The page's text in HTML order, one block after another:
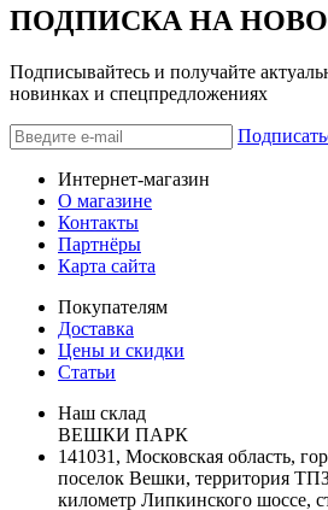
ПОДПИСКА НА
Подписывайтесь и получайте
новинках и спецпредложениях
Интернет-магазин
О магазине
Контакты
Партнёры
Карта сайта
Покупателям
Доставка
Цены и скидки
Статьи
Наш склад
ВЕШКИ ПАРК
141031, Московская область,
поселок Вешки, территория
километр Липкинского шоссе,